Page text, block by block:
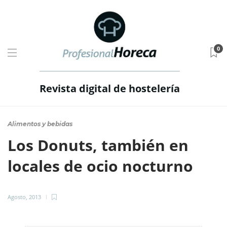
Revista digital de hostelería
0
Alimentos y bebidas
Los Donuts, también en
locales de ocio nocturno
Agosto, 2013